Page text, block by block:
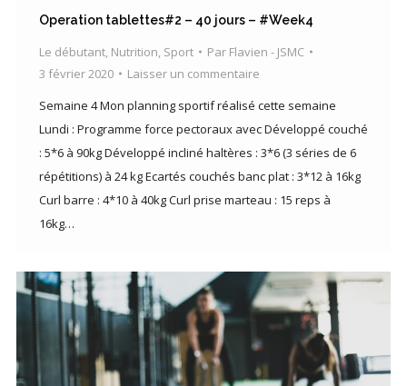
Operation tablettes#2 – 40 jours – #Week4
Le débutant, Nutrition, Sport Par Flavien - JSMC
3 février 2020
Laisser un commentaire
Semaine 4 Mon planning sportif réalisé cette semaine
Lundi : Programme force pectoraux avec Développé couché
: 5*6 à 90kg Développé incliné haltères : 3*6 (3 séries de 6
répétitions) à 24 kg Ecartés couchés banc plat : 3*12 à 16kg
Curl barre : 4*10 à 40kg Curl prise marteau : 15 reps à
16kg…